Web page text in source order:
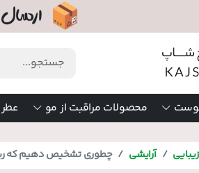
محصولات مراقبت از مو
آرایشی چطوری تشخیص دهیم که